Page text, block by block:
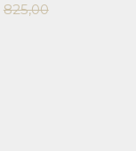
825,00